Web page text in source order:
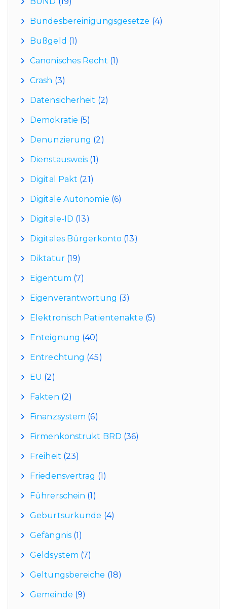
Bundesbereinigungsgesetze (4)
Bußgeld (1)
Canonisches Recht (1)
Crash (3)
Datensicherheit (2)
Demokratie (5)
Denunzierung (2)
Dienstausweis (1)
Digital Pakt (21)
Digitale Autonomie (6)
Digitale-ID (13)
Digitales Bürgerkonto (13)
Diktatur(19)
Eigentum (7)
Eigenverantwortung (3)
Elektronisch Patientenakte (5)
Enteignung (40)
Entrechtung (45)
EU (2)
Fakten (2)
Finanzsystem (6)
Firmenkonstrukt BRD (36)
Freiheit (23)
Friedensvertrag (1)
Führerschein (1)
Geburtsurkunde (4)
Gefängnis(1)
Geldsystem (7)
Geltungsbereiche (18)
Gemeinde (9)